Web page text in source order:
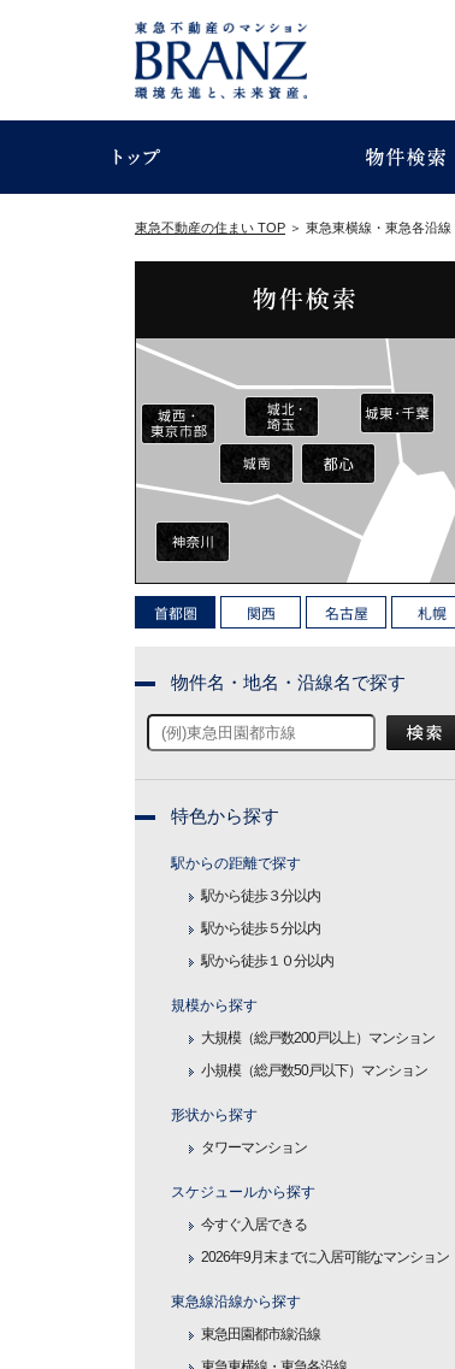
東急不動産の住まい TOP ＞ 東急東横線・東急各沿線
首都圏 関西 名古屋 札幌
物件名・地名・沿線名で探す
特色から探す
駅からの距離で探す
駅から徒歩３分以内
駅から徒歩５分以内
駅から徒歩１０分以内
規模から探す
大規模（総戸数200戸以上）マンション
小規模（総戸数50戸以下）マンション
形状から探す
タワーマンション
スケジュールから探す
今すぐ入居できる
2026年9月末までに入居可能なマンション
東急線沿線から探す
東急田園都市線沿線